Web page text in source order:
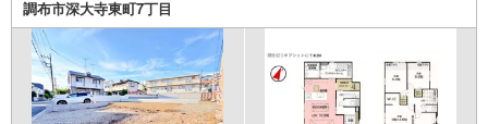
学希望物件以外の資料も用意して参ります。もちろん他の
物件も併せてご案内させていただきます。
調布市深大寺東町7丁目